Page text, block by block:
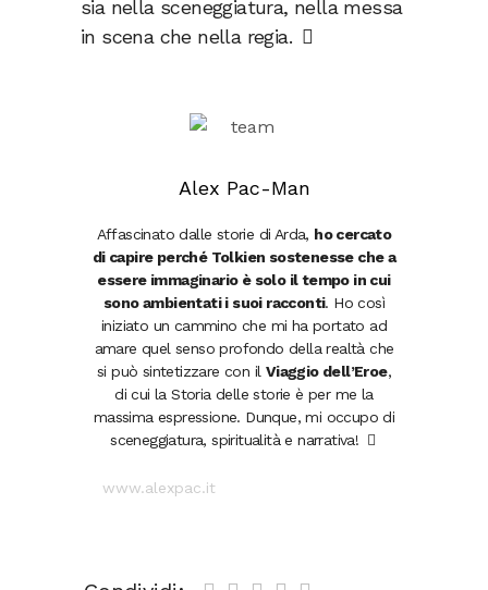
sia nella sceneggiatura, nella messa
in scena che nella regia.
Alex Pac-Man
Affascinato dalle storie di Arda, ho cercato
di capire perché Tolkien sostenesse che a
essere immaginario è solo il tempo in cui
sono ambientati i suoi racconti. Ho così
iniziato un cammino che mi ha portato ad
amare quel senso profondo della realtà che
si può sintetizzare con il Viaggio dell’Eroe,
di cui la Storia delle storie è per me la
massima espressione. Dunque, mi occupo di
sceneggiatura, spiritualità e narrativa!
www.alexpac.it